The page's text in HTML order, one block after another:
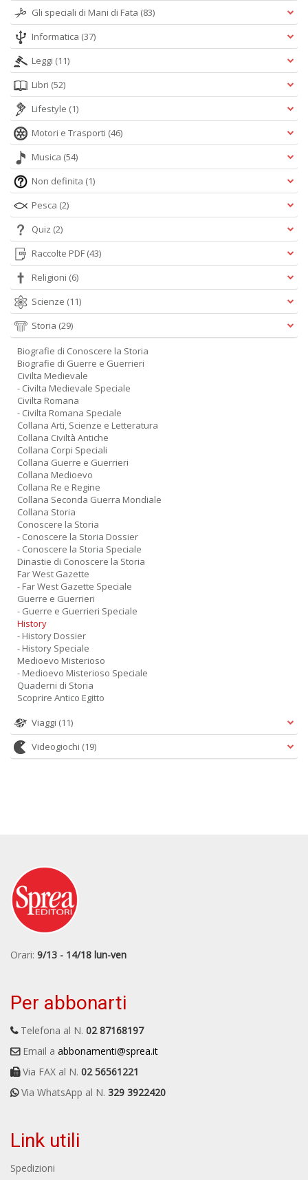
Gli speciali di Mani di Fata (83)
Informatica (37)
Leggi (11)
Libri (52)
Lifestyle (1)
Motori e Trasporti (46)
Musica (54)
Non definita (1)
Pesca (2)
Quiz (2)
Raccolte PDF (43)
Religioni (6)
Scienze (11)
Storia (29)
Biografie di Conoscere la Storia
Biografie di Guerre e Guerrieri
Civilta Medievale
- Civilta Medievale Speciale
Civilta Romana
- Civilta Romana Speciale
Collana Arti, Scienze e Letteratura
Collana Civiltà Antiche
Collana Corpi Speciali
Collana Guerre e Guerrieri
Collana Medioevo
Collana Re e Regine
Collana Seconda Guerra Mondiale
Collana Storia
Conoscere la Storia
- Conoscere la Storia Dossier
- Conoscere la Storia Speciale
Dinastie di Conoscere la Storia
Far West Gazette
- Far West Gazette Speciale
Guerre e Guerrieri
- Guerre e Guerrieri Speciale
History
- History Dossier
- History Speciale
Medioevo Misterioso
- Medioevo Misterioso Speciale
Quaderni di Storia
Scoprire Antico Egitto
Viaggi (11)
Videogiochi (19)
Orari: 9/13 - 14/18 lun-ven
Per abbonarti
Telefona al N. 02 87168197
Email a abbonamenti@sprea.it
Via FAX al N. 02 56561221
Via WhatsApp al N. 329 3922420
Link utili
Spedizioni